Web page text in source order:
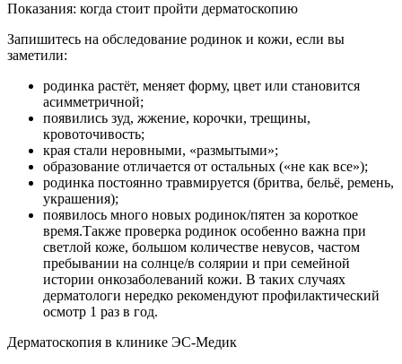
Показания: когда стоит пройти дерматоскопию
Запишитесь на обследование родинок и кожи, если вы
заметили:
родинка растёт, меняет форму, цвет или становится
асимметричной;
появились зуд, жжение, корочки, трещины,
кровоточивость;
края стали неровными, «размытыми»;
образование отличается от остальных («не как все»);
родинка постоянно травмируется (бритва, бельё, ремень,
украшения);
появилось много новых родинок/пятен за короткое
время.Также проверка родинок особенно важна при
светлой коже, большом количестве невусов, частом
пребывании на солнце/в солярии и при семейной
истории онкозаболеваний кожи. В таких случаях
дерматологи нередко рекомендуют профилактический
осмотр 1 раз в год.
Дерматоскопия в клинике ЭС‑Медик